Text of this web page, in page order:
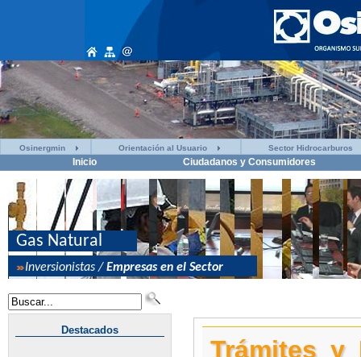
Osinergmin Orientación al Usuario Sector Hidrocarburos
Inicio Ciudadanos y Consumidores